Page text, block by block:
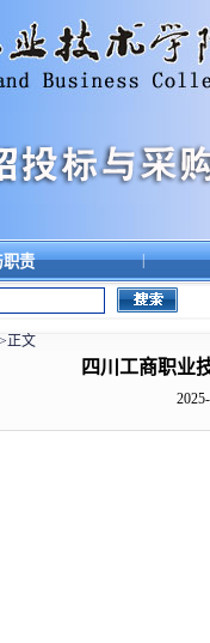
职责 |
正文
四川工商职业